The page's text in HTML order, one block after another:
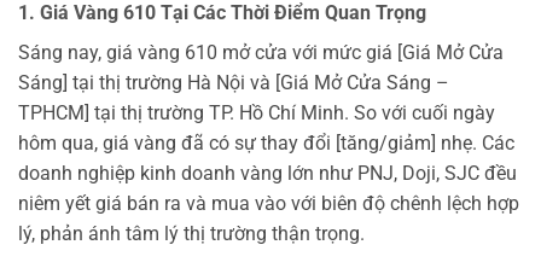
1. Giá Vàng 610 Tại Các Thời Điểm Quan Trọng
Sáng nay, giá vàng 610 mở cửa với mức giá [Giá Mở Cửa
Sáng] tại thị trường Hà Nội và [Giá Mở Cửa Sáng –
TPHCM] tại thị trường TP. Hồ Chí Minh. So với cuối ngày
hôm qua, giá vàng đã có sự thay đổi [tăng/giảm] nhẹ. Các
doanh nghiệp kinh doanh vàng lớn như PNJ, Doji, SJC đều
niêm yết giá bán ra và mua vào với biên độ chênh lệch hợp
lý, phản ánh tâm lý thị trường thận trọng.